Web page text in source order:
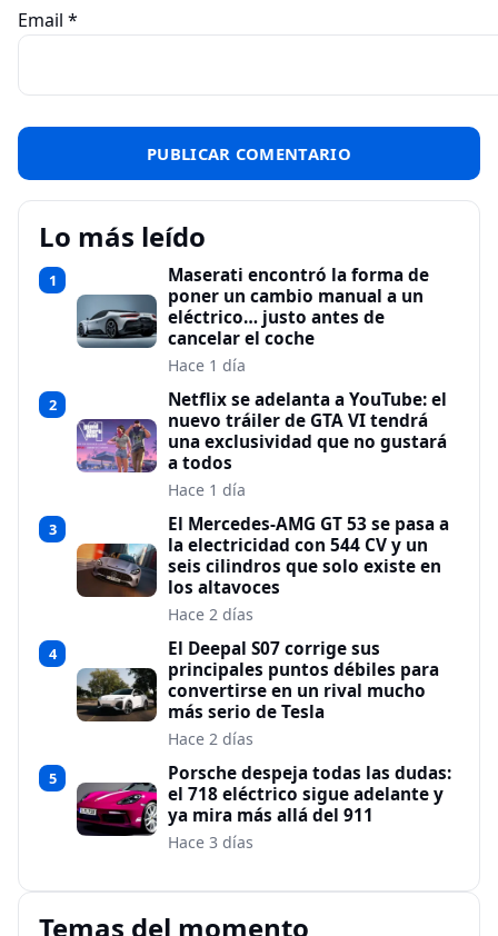
Email *
Lo más leído
1
Maserati encontró la forma de
poner un cambio manual a un
eléctrico… justo antes de
cancelar el coche
Hace 1 día
2
Netflix se adelanta a YouTube: el
nuevo tráiler de GTA VI tendrá
una exclusividad que no gustará
a todos
Hace 1 día
3
El Mercedes-AMG GT 53 se pasa a
la electricidad con 544 CV y un
seis cilindros que solo existe en
los altavoces
Hace 2 días
4
El Deepal S07 corrige sus
principales puntos débiles para
convertirse en un rival mucho
más serio de Tesla
Hace 2 días
5
Porsche despeja todas las dudas:
el 718 eléctrico sigue adelante y
ya mira más allá del 911
Hace 3 días
Temas del momento